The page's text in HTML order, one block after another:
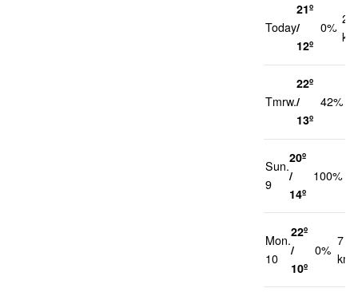
Today
21º
/
12º
0%
21
Tmrw.
22º
/
13º
42%
Sun.
9
20º
/
14º
100%
Mon.
10
22º
/
10º
0%
7